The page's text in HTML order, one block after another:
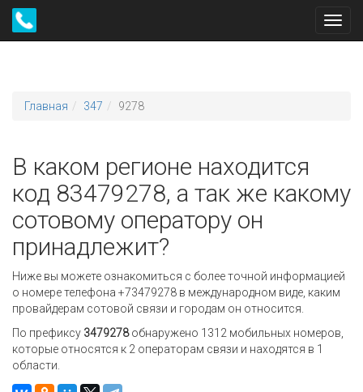
Главная 347 9278
В каком регионе находится
код 83479278, а так же какому
сотовому оператору он
принадлежит?
Ниже вы можете ознакомиться с более точной информацией
о номере телефона +73479278 в международном виде, каким
провайдерам сотовой связи и городам он относится.
По префиксу 3479278обнаружено 1312 мобильных номеров,
которые относятся к 2 операторам связи и находятся в 1
области.